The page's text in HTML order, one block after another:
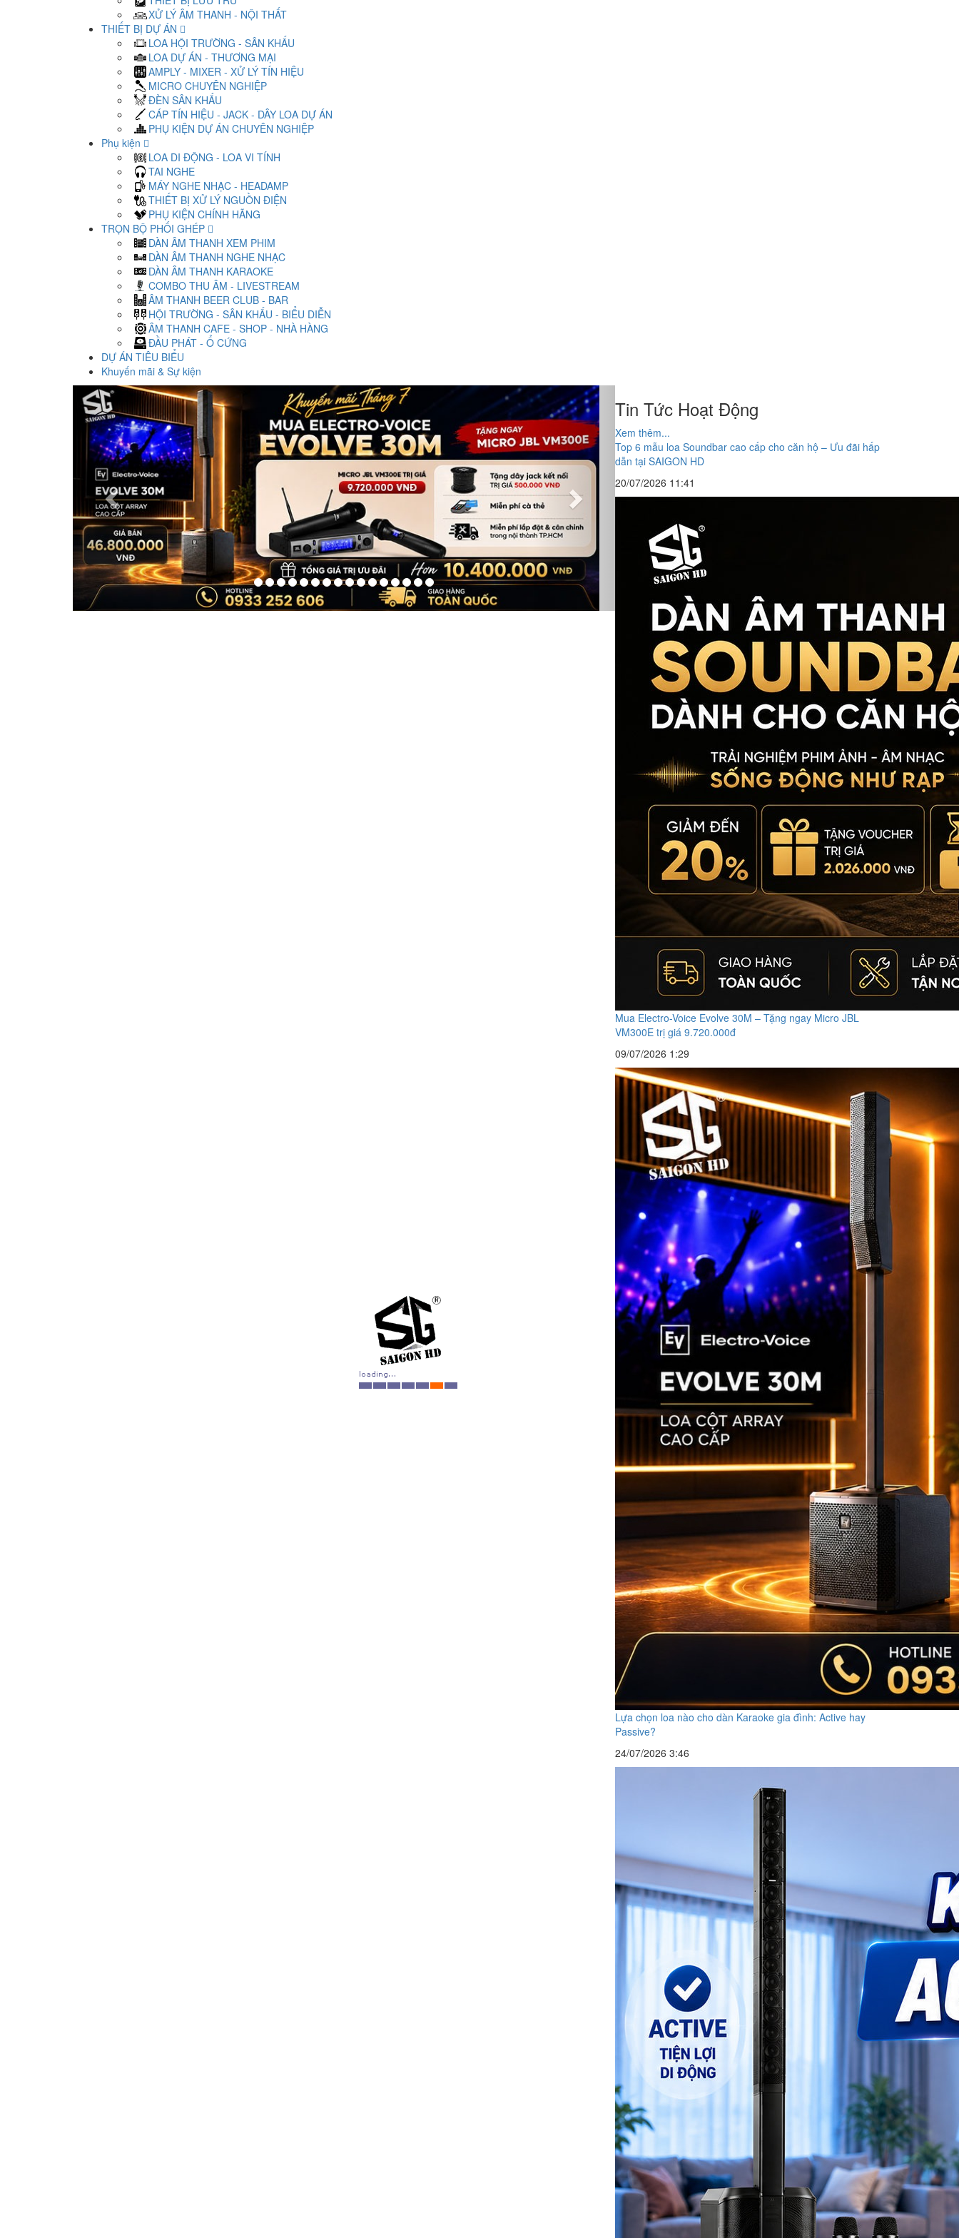
XỬ LÝ ÂM THANH - NỘI THẤT
THIẾT BỊ DỰ ÁN
LOA HỘI TRƯỜNG - SÂN KHẤU
LOA DỰ ÁN - THƯƠNG MẠI
AMPLY - MIXER - XỬ LÝ TÍN HIỆU
MICRO CHUYÊN NGHIỆP
ĐÈN SÂN KHẤU
CÁP TÍN HIỆU - JACK - DÂY LOA DỰ ÁN
PHỤ KIỆN DỰ ÁN CHUYÊN NGHIỆP
Phụ kiện
LOA DI ĐỘNG - LOA VI TÍNH
TAI NGHE
MÁY NGHE NHẠC - HEADAMP
THIẾT BỊ XỬ LÝ NGUỒN ĐIỆN
PHỤ KIỆN CHÍNH HÃNG
TRỌN BỘ PHỐI GHÉP
DÀN ÂM THANH XEM PHIM
DÀN ÂM THANH NGHE NHẠC
DÀN ÂM THANH KARAOKE
COMBO THU ÂM - LIVESTREAM
ÂM THANH BEER CLUB - BAR
HỘI TRƯỜNG - SÂN KHẤU - BIỂU DIỄN
ÂM THANH CAFE - SHOP - NHÀ HÀNG
ĐẦU PHÁT - Ổ CỨNG
DỰ ÁN TIÊU BIỂU
Khuyến mãi & Sự kiện
Previous Next
Tin Tức Hoạt Động
Xem thêm...
Top 6 mẫu loa Soundbar cao cấp cho căn hộ – Ưu đãi hấp
dẫn tại SAIGON HD
20/07/2026 11:41
Mua Electro-Voice Evolve 30M – Tặng ngay Micro JBL
VM300E trị giá 9.720.000đ
09/07/2026 1:29
Lựa chọn loa nào cho dàn Karaoke gia đình: Active hay
Passive?
24/07/2026 3:46